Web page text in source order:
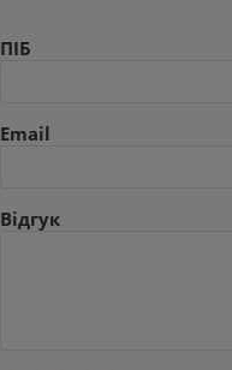
ПІБ
Email
Відгук